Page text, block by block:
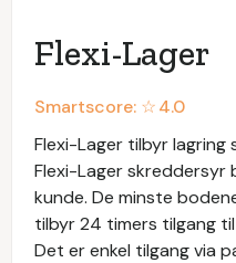
Flexi-Lager
Smartscore: ☆4.0
Flexi-Lager tilbyr lagring
Flexi-Lager skreddersyr
kunde. De minste
tilbyr 24 timers tilgang
Det er enkel tilgang via